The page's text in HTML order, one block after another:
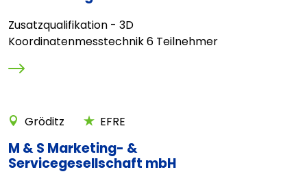
Zusatzqualifikation - 3D
Koordinatenmesstechnik 6 Teilnehmer
Gröditz EFRE
M & S Marketing- &
Servicegesellschaft mbH